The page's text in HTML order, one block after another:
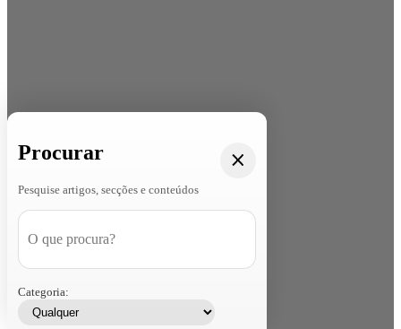
Procurar
Pesquise artigos, secções e conteúdos
Categoria: